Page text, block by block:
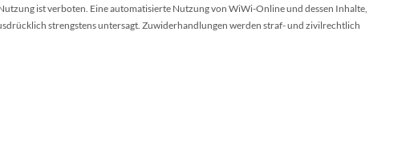
ist verboten. Eine automatisierte Nutzung von WiWi-Online und dessen Inhalte,
strengstens untersagt. Zuwiderhandlungen werden straf- und zivilrechtlich